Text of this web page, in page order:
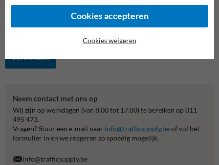
Verzenden
Neem contact met ons op
Wij zijn op werkdagen (van 8.00 tot 17.00) te bereiken op 011
495 473.
Vragen? Stuur een e-mail naar info@trafficsupply.beof vul het
formulier in en we reageren zo spoedig mogelijk.
info@trafficsupply.be
Cookies accepteren
Cookies weigeren